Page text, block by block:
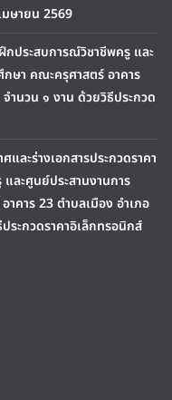
มษายน 2569
กประสบการณ์วิชาชีพครู และ
กษา คณะครุศาสตร์ อาคาร
ำนวน ๑ งาน ด้วยวิธีประกวด
และร่างเอกสารประกวดราคา
ละศูนย์ประสานงานการ
คาร 23 ตำบลเมือง อำเภอ
ระกวดราคาอิเล็กทรอนิกส์